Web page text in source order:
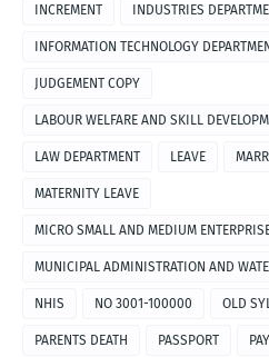
INCREMENT INDUSTRIES
INFORMATION TECHNOLOGY
JUDGEMENT COPY
LABOUR WELFARE AND SKILL
LAW DEPARTMENT LEAVE
MATERNITY LEAVE
MICRO SMALL AND MEDIUM
MUNICIPAL ADMINISTRATION AND
NHIS NO 3001-100000 OLD
PARENTS DEATH PASSPORT PAY